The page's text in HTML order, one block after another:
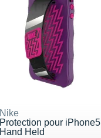
Nike
Protection pour iPhone5
Hand Held